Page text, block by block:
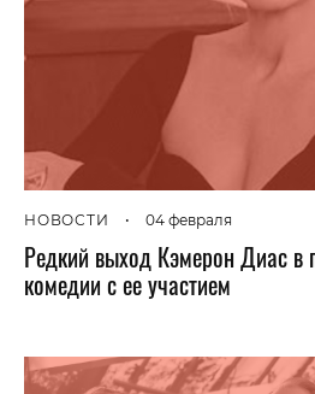
НОВОСТИ • 04 февраля
Редкий выход Кэмерон Диас в
комедии с ее участием